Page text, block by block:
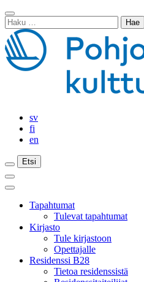
Siirry
sisältöön
Sulje
haku
Haku:
sv
fi
en
Etsi
Etsi
Etsi
Päävalikko
Sulje
päävalikkoTapahtumat
Tulevat tapahtumat
Kirjasto
Tule kirjastoon
Opettajalle
Residenssi B28
Tietoa residenssistä